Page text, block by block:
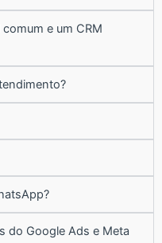
e um CRM
do Google Ads e Meta